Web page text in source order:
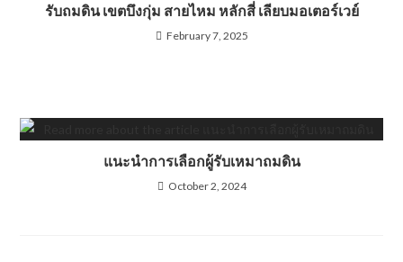
รับถมดิน เขตบึงกุ่ม สายไหม หลักสี่ เลียบมอเตอร์เวย์
February 7, 2025
แนะนำการเลือกผู้รับเหมาถมดิน
October 2, 2024